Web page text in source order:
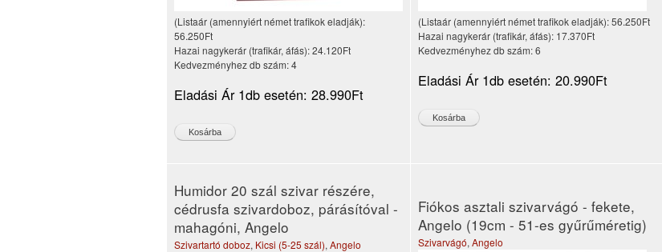
(Listaár (amennyiért német trafikok eladják):
56.250Ft
Hazai nagykerár (trafikár, áfás):24.120Ft
Kedvezményhez db szám:4
Eladási Ár 1db esetén: 28.990Ft
(Listaár (amennyiért német trafikok eladják):56.250Ft
Hazai nagykerár (trafikár, áfás): 17.370Ft
Kedvezményhez db szám:6
Eladási Ár 1db esetén: 20.990Ft
Humidor 20 szál szivar részére,
cédrusfa szivardoboz, párásítóval -
mahagóni, Angelo
Szivartartó doboz, Kicsi (5-25 szál), Angelo
Fiókos asztali szivarvágó - fekete,
Angelo (19cm - 51-es gyűrűméretig)
Szivarvágó, Angelo